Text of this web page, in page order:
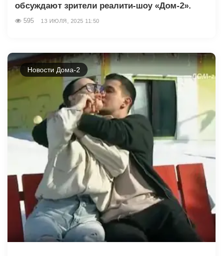
обсуждают зрители реалити-шоу «Дом-2».
595 13 ИЮЛЯ, 2025 11:50
Новости Дома-2